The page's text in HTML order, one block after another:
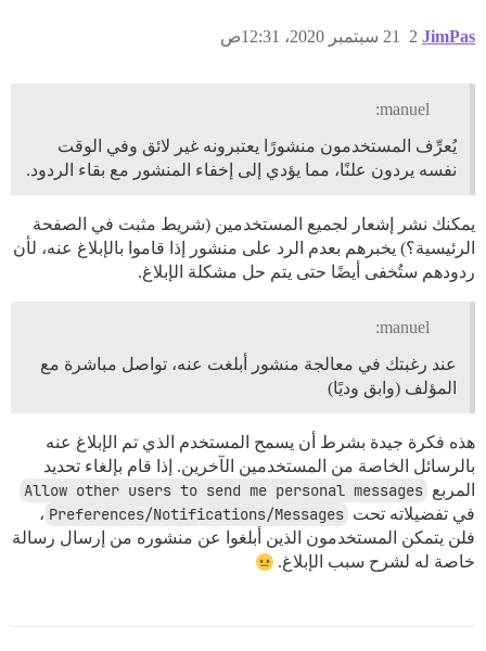
JimPas 21 سبتمبر 2020، 12:31ص 2
manuel:
يُعرِّف المستخدمون منشورًا يعتبرونه غير لائق وفي الوقت
نفسه يردون علنًا، مما يؤدي إلى إخفاء المنشور مع بقاء الردود.
يمكنك نشر إشعار لجميع المستخدمين (شريط مثبت في الصفحة
الرئيسية؟) يخبرهم بعدم الرد على منشور إذا قاموا بالإبلاغ عنه، لأن
ردودهم ستُخفى أيضًا حتى يتم حل مشكلة الإبلاغ.
manuel:
عند رغبتك في معالجة منشور أبلغت عنه، تواصل مباشرة مع
المؤلف (وابق وديًا)
هذه فكرة جيدة بشرط أن يسمح المستخدم الذي تم الإبلاغ عنه
بالرسائل الخاصة من المستخدمين الآخرين. إذا قام بإلغاء تحديد
المربع Allow other users to send me personal messages
في تفضيلاته تحت Preferences/Notifications/Messages ،
فلن يتمكن المستخدمون الذين أبلغوا عن منشوره من إرسال رسالة
خاصة له لشرح سبب الإبلاغ.